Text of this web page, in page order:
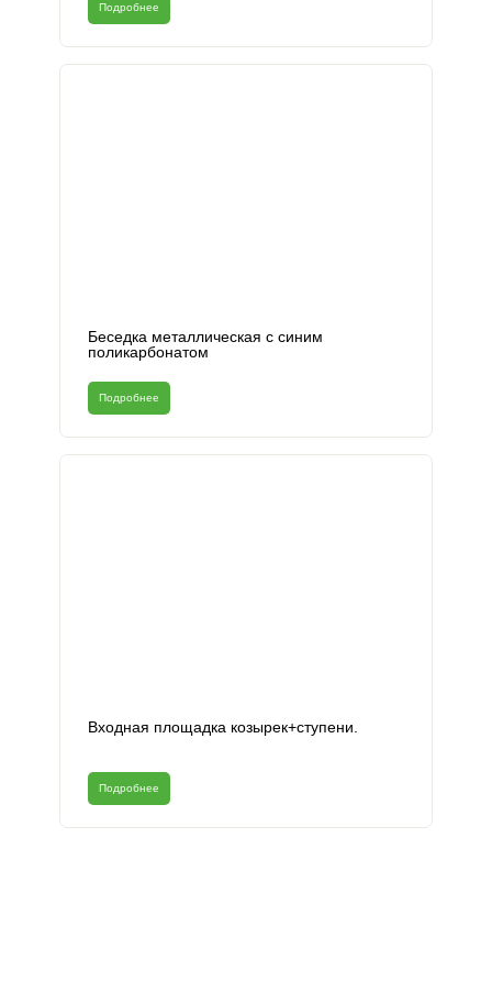
Подробнее
Беседка металлическая с синим
поликарбонатом
Подробнее
Входная площадка козырек+ступени.
Подробнее